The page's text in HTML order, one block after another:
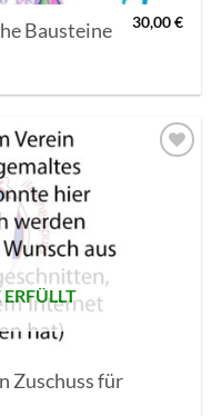
Bausteine
30,00€
Zuschuss für